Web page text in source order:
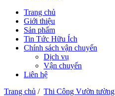
Trang chủ
Giới thiệu
Sản phẩm
Tin Tức Hữu Ích
Chính sách vận chuyển
Dịch vụ
Vận chuyển
Liên hệ
Trang chủ / Thi Công Vườn tường